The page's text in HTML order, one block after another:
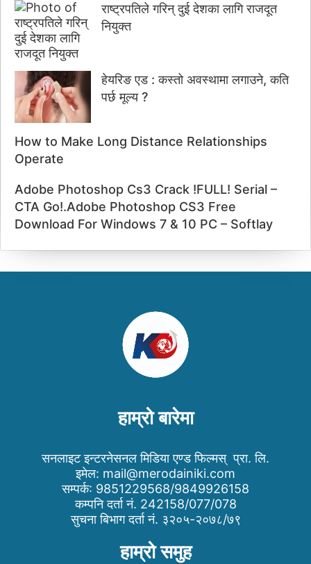
राष्ट्रपतिले गरिन् दुई देशका लागि राजदूत
नियुक्त
हेयरिङ एड : कस्तो अवस्थामा लगाउने, कति
पर्छ मूल्य ?
How to Make Long Distance Relationships
Operate
Adobe Photoshop Cs3 Crack !FULL! Serial –
CTA Go!.Adobe Photoshop CS3 Free
Download For Windows 7 & 10 PC – Softlay
हाम्रो बारेमा
सनलाइट इन्टरनेसनल मिडिया एण्ड फिल्मस् प्रा. लि.
इमेल: mail@merodainiki.com
सम्पर्क: 9851229568/9849926158
कम्पनि दर्ता नं. 242158/077/078
सुचना बिभाग दर्ता नं. ३२०५-२०७८/७९
हाम्रो समुह